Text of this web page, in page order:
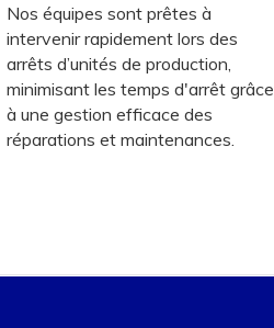
Nos équipes sont prêtes à
intervenir rapidement lors des
arrêts d’unités de production,
minimisant les temps d'arrêt grâce
à une gestion efficace des
réparations et maintenances.